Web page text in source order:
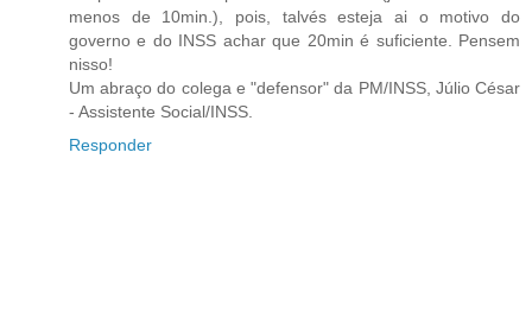
menos de 10min.), pois, talvés esteja ai o motivo do
governo e do INSS achar que 20min é suficiente. Pensem
nisso!
Um abraço do colega e "defensor" da PM/INSS, Júlio César
- Assistente Social/INSS.
Responder